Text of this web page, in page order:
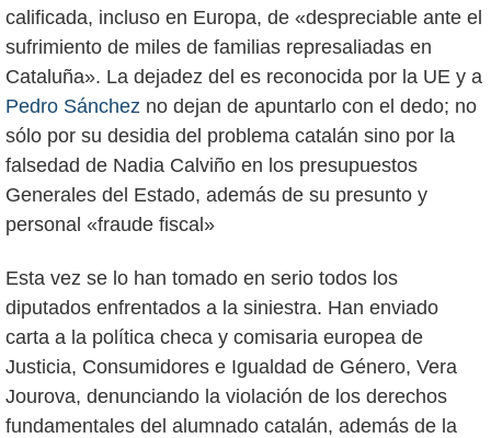
calificada, incluso en Europa, de «despreciable ante el
sufrimiento de miles de familias represaliadas en
Cataluña». La dejadez del es reconocida por la UE y a
Pedro Sánchez no dejan de apuntarlo con el dedo; no
sólo por su desidia del problema catalán sino por la
falsedad de Nadia Calviño en los presupuestos
Generales del Estado, además de su presunto y
personal «fraude fiscal»
Esta vez se lo han tomado en serio todos los
diputados enfrentados a la siniestra. Han enviado
carta a la política checa y comisaria europea de
Justicia, Consumidores e Igualdad de Género, Vera
Jourova, denunciando la violación de los derechos
fundamentales del alumnado catalán, además de la